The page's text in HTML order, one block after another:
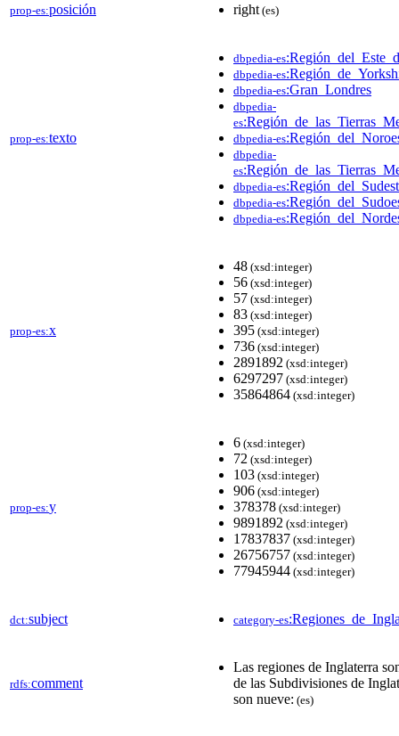
prop-es:posición right (es)
prop-es:texto
dbpedia-es
dbpedia-es
dbpedia-es:Gran_Londres
dbpedia-
es
dbpedia-es
dbpedia-
es
dbpedia-es
dbpedia-es
dbpedia-es
prop-es:x
48 (xsd:integer)
56 (xsd:integer)
57 (xsd:integer)
83 (xsd:integer)
395 (xsd:integer)
736 (xsd:integer)
2891892 (xsd:integer)
6297297 (xsd:integer)
35864864 (xsd:integer)
prop-es:y
6 (xsd:integer)
72 (xsd:integer)
103 (xsd:integer)
906 (xsd:integer)
378378 (xsd:integer)
9891892 (xsd:integer)
17837837 (xsd:integer)
26756757 (xsd:integer)
77945944 (xsd:integer)
dct:subject category-es
rdfs:comment
Las regiones de Inglaterra
de las Subdivisiones de
son nueve: (es)